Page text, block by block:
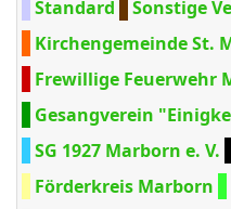
Standard
Sonstige
Kirchengemeinde St.
Frewillige Feuerwehr
Gesangverein
SG 1927 Marborn e. V.
Förderkreis Marborn